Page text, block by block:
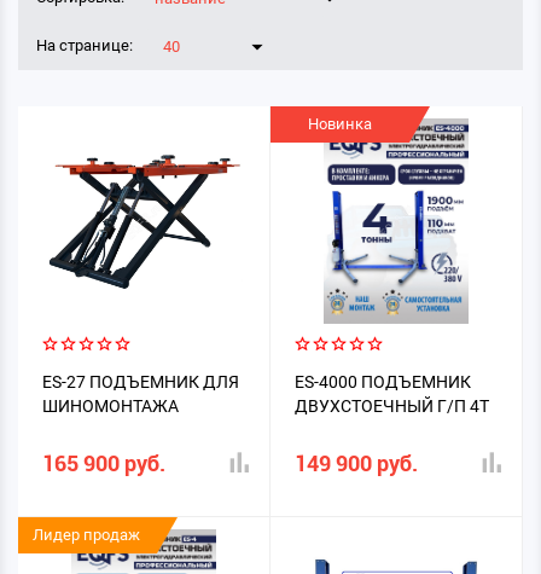
На странице: 40
ES-27 ПОДЪЕМНИК ДЛЯ
ШИНОМОНТАЖА
165 900 руб.
ES-4000 ПОДЪЕМНИК
ДВУХСТОЕЧНЫЙ Г/П 4Т
149 900 руб.
Новинка
Лидер продаж